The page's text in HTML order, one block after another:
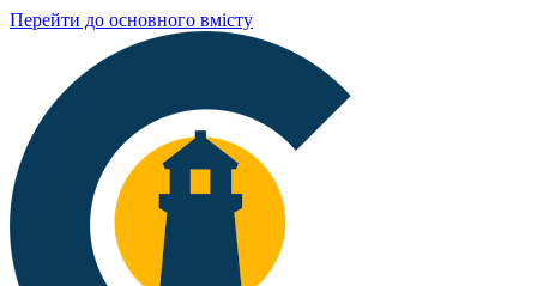
Перейти до основного вмісту